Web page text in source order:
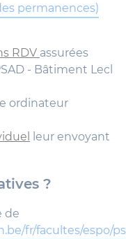
permanences)
RDV assurées
- Bâtiment Lecl
ordinateur
leur envoyant
?
de
fr/facultes/espo/